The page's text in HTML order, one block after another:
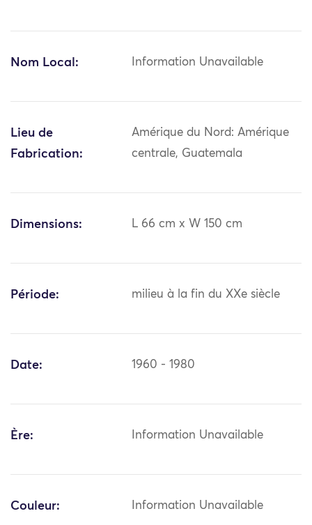
Nom Local: Information Unavailable
Lieu de
Fabrication:
Amérique du Nord: Amérique
centrale, Guatemala
Dimensions: L 66 cm x W 150 cm
Période: milieu à la fin du XXe siècle
Date: 1960 - 1980
Ère: Information Unavailable
Couleur: Information Unavailable